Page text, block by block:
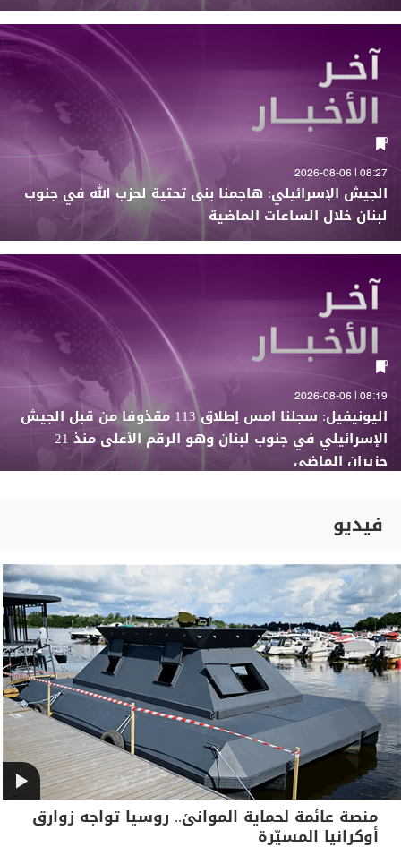
08:27 | 2026-08-06
الجيش الإسرائيلي: هاجمنا بنى تحتية لحزب الله في جنوب
لبنان خلال الساعات الماضية
08:19 | 2026-08-06
اليونيفيل: سجلنا امس إطلاق 113 مقذوفا من قبل الجيش
الإسرائيلي في جنوب لبنان وهو الرقم الأعلى منذ 21
حزيران الماضي
فيديو
منصة عائمة لحماية الموانئ.. روسيا تواجه زوارق
أوكرانيا المسيّرة